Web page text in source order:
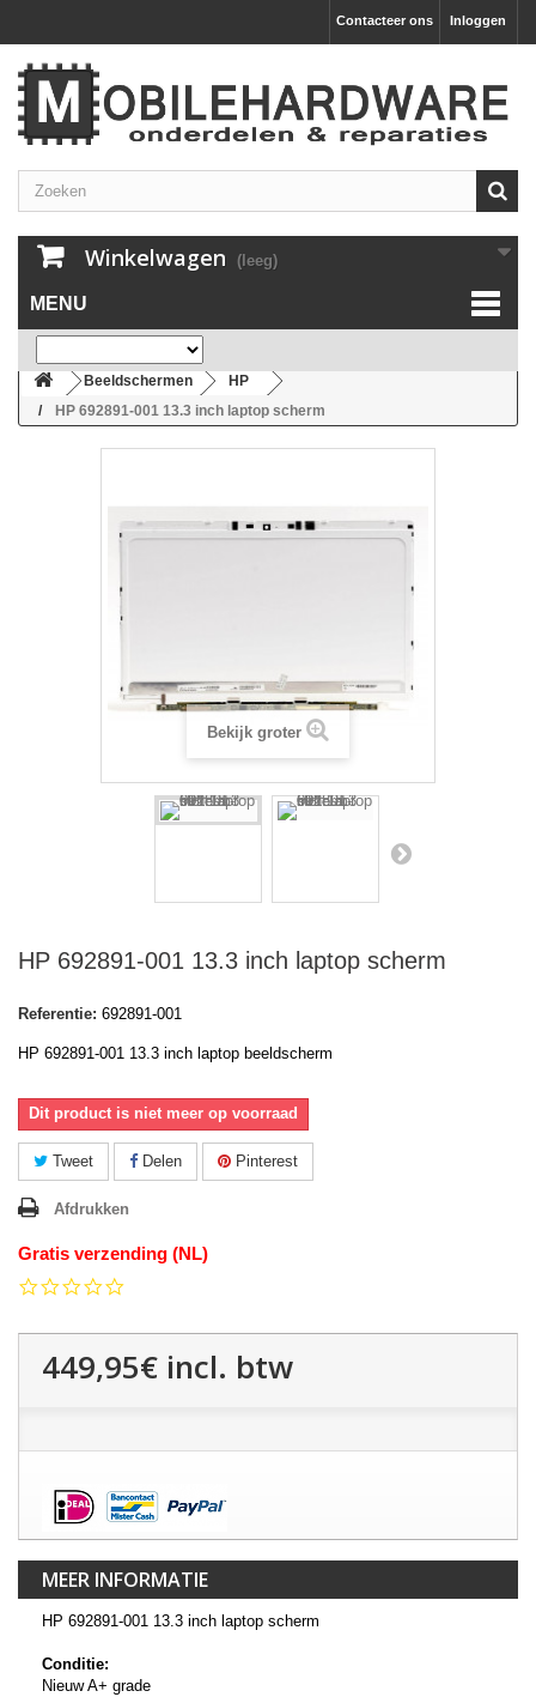
Inloggen
Contacteer ons
Winkelwagen (leeg)
MENU
Beeldschermen
HP
HP 692891-001 13.3 inch laptop scherm
Bekijk groter
HP 692891-001 13.3 inch laptop scherm
Referentie: 692891-001
HP 692891-001 13.3 inch laptop beeldscherm
Dit product is niet meer op voorraad
Tweet Delen Pinterest
Afdrukken
Gratis verzending (NL)
449,95€ incl. btw
MEER INFORMATIE
HP 692891-001 13.3 inch laptop scherm
Conditie:
Nieuw A+ grade